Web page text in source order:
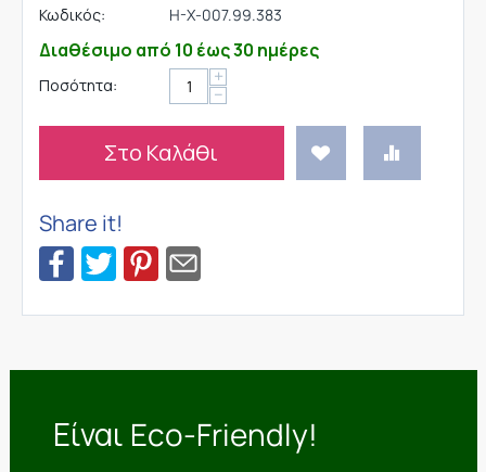
Κωδικός: H-X-007.99.383
Διαθέσιμο από 10 έως 30 ημέρες
Ποσότητα: +
−
Στο Καλάθι
Share it!
Είναι Eco-Friendly!